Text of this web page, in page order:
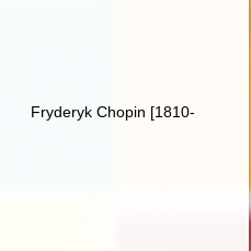
Fryderyk Chopin [1810-1949]